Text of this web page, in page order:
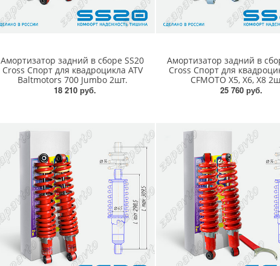
Амортизатор задний в сборе SS20
Cross Спорт для квадроцикла ATV
Baltmotors 700 Jumbo 2шт.
18 210 руб.
Амортизатор задний в
Cross Спорт для
CFMOTO X5, X6, X8
25 760 руб.